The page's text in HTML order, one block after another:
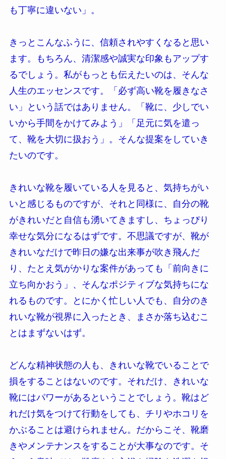
も丁寧に違いない」。
きっとこんなふうに、信頼されやすくなると思い
ます。もちろん、清潔感や誠実な印象もアップす
るでしょう。私がもっとも伝えたいのは、そんな
人生のエッセンスです。「必ず高い靴を履きなさ
い」という話ではありません。「靴に、少しでい
いから手間をかけてみよう」「足元に気を遣っ
て、靴を大切に扱おう」。そんな提案をしていき
たいのです。
きれいな靴を履いている人を見ると、気持ちがい
いと感じるものですが、それと同様に、自分の靴
がきれいだと自信も湧いてきますし、ちょっぴり
幸せな気分になるはずです。不思議ですが、靴が
きれいなだけで昨日の嫌な出来事が吹き飛んだ
り、たとえ気がかりな案件があっても「前向きに
立ち向かおう」、そんなポジティブな気持ちにな
れるものです。とにかく忙しい人でも、自分のき
れいな靴が視界に入ったとき、まさか落ち込むこ
とはまずないはず。
どんな精神状態の人も、きれいな靴でいることで
損をすることはないのです。それだけ、きれいな
靴にはパワーがあるということでしょう。靴はど
れだけ気をつけて行動をしても、チリやホコリを
かぶることは避けられません。だからこそ、靴磨
きやメンテナンスをすることが大事なのです。そ